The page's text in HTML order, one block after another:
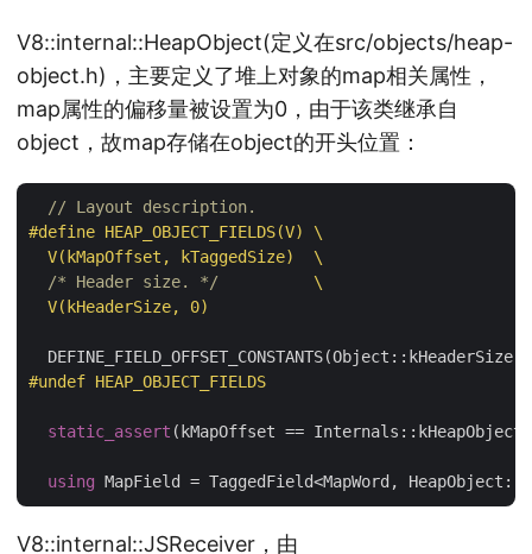
V8::internal::HeapObject(定义在src/objects/heap-
object.h)，主要定义了堆上对象的map相关属性，
map属性的偏移量被设置为0，由于该类继承自
object，故map存储在object的开头位置：
// Layout description.
#define HEAP_OBJECT_FIELDS(V) \
  V(kMapOffset, kTaggedSize)  \
/* Header size. */
          \
  V(kHeaderSize, 0)
#undef HEAP_OBJECT_FIELDS
static_assert (kMapOffset ==
using
V8::internal::JSReceiver，由